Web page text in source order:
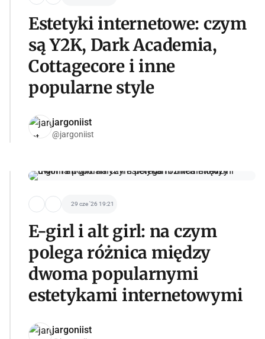
Estetyki internetowe: czym
są Y2K, Dark Academia,
Cottagecore i inne
popularne style
jargoniist
@jargoniist
29 cze '26 19:21
E-girl i alt girl: na czym
polega różnica między
dwoma popularnymi
estetykami internetowymi
jargoniist